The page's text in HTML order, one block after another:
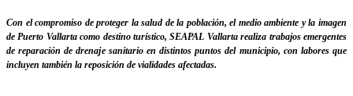
Con el compromiso de proteger la salud de la población, el medio ambiente y la imagen
de Puerto Vallarta como destino turístico, SEAPAL Vallarta realiza trabajos emergentes
de reparación de drenaje sanitario en distintos puntos del municipio, con labores que
incluyen también la reposición de vialidades afectadas.